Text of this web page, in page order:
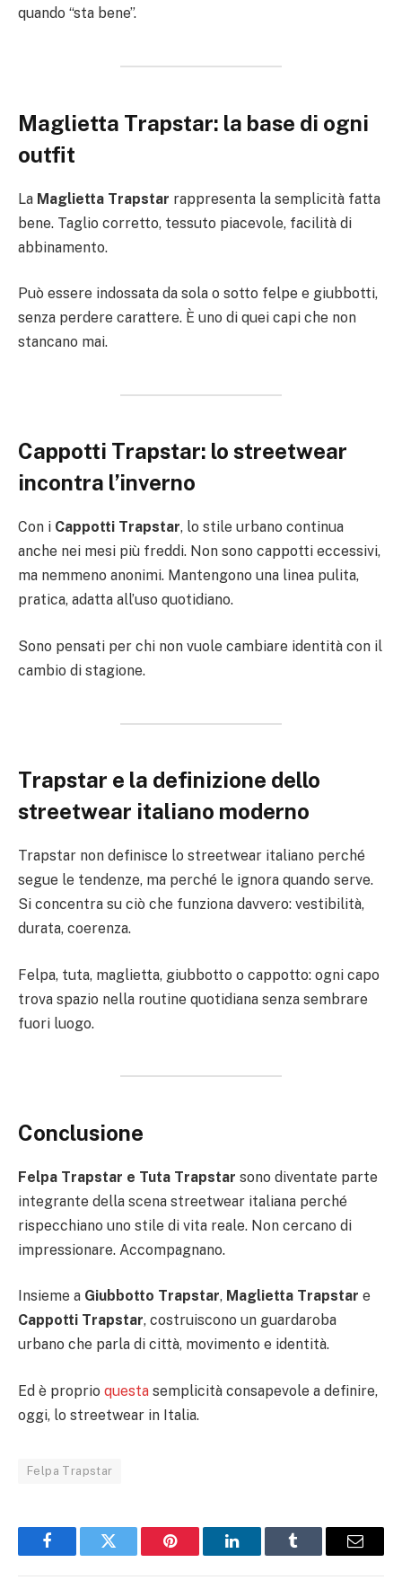
quando “sta bene”.
Maglietta Trapstar: la base di ogni
outfit
La Maglietta Trapstar rappresenta la semplicità fatta
bene. Taglio corretto, tessuto piacevole, facilità di
abbinamento.
Può essere indossata da sola o sotto felpe e giubbotti,
senza perdere carattere. È uno di quei capi che non
stancano mai.
Cappotti Trapstar: lo streetwear
incontra l’inverno
Con i Cappotti Trapstar, lo stile urbano continua
anche nei mesi più freddi. Non sono cappotti eccessivi,
ma nemmeno anonimi. Mantengono una linea pulita,
pratica, adatta all’uso quotidiano.
Sono pensati per chi non vuole cambiare identità con il
cambio di stagione.
Trapstar e la definizione dello
streetwear italiano moderno
Trapstar non definisce lo streetwear italiano perché
segue le tendenze, ma perché le ignora quando serve.
Si concentra su ciò che funziona davvero: vestibilità,
durata, coerenza.
Felpa, tuta, maglietta, giubbotto o cappotto: ogni capo
trova spazio nella routine quotidiana senza sembrare
fuori luogo.
Conclusione
Felpa Trapstar e Tuta Trapstar sono diventate parte
integrante della scena streetwear italiana perché
rispecchiano uno stile di vita reale. Non cercano di
impressionare. Accompagnano.
Insieme a Giubbotto Trapstar, Maglietta Trapstar e
Cappotti Trapstar, costruiscono un guardaroba
urbano che parla di città, movimento e identità.
Ed è proprio questa semplicità consapevole a definire,
oggi, lo streetwear in Italia.
Felpa Trapstar
FacebookTwitter Pinterest LinkedInTumblr Email